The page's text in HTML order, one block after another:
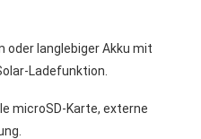
oder langlebiger Akku mit
Ladefunktion.
microSD-Karte, externe